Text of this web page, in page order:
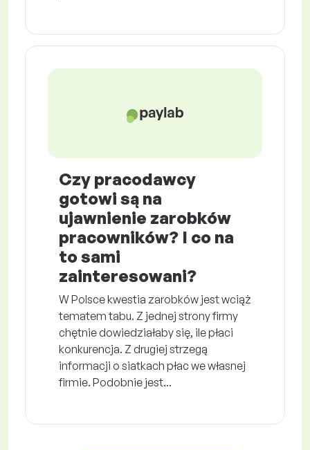
Czy pracodawcy
gotowi są na
ujawnienie zarobków
pracowników? I co na
to sami
zainteresowani?
W Polsce kwestia zarobków jest wciąż
tematem tabu. Z jednej strony firmy
chętnie dowiedziałaby się, ile płaci
konkurencja. Z drugiej strzegą
informacji o siatkach płac we własnej
firmie. Podobnie jest...